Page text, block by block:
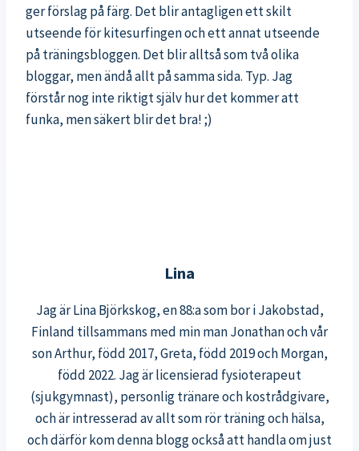
ger förslag på färg. Det blir antagligen ett skilt
utseende för kitesurfingen och ett annat utseende
på träningsbloggen. Det blir alltså som två olika
bloggar, men ändå allt på samma sida. Typ. Jag
förstår nog inte riktigt själv hur det kommer att
funka, men säkert blir det bra! ;)
Lina
Jag är Lina Björkskog, en 88:a som bor i Jakobstad,
Finland tillsammans med min man Jonathan och vår
son Arthur, född 2017, Greta, född 2019 och Morgan,
född 2022. Jag är licensierad fysioterapeut
(sjukgymnast), personlig tränare och kostrådgivare,
och är intresserad av allt som rör träning och hälsa,
och därför kom denna blogg också att handla om just